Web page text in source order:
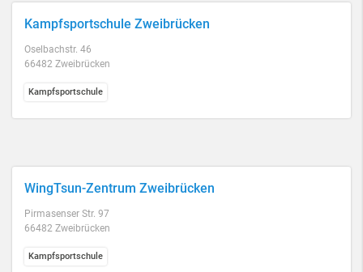
Kampfsportschule Zweibrücken
Oselbachstr. 46
66482 Zweibrücken
Kampfsportschule
WingTsun-Zentrum Zweibrücken
Pirmasenser Str. 97
66482 Zweibrücken
Kampfsportschule